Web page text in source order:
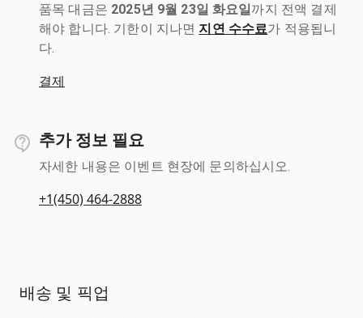
품목 대금은 2025년 9월 23일 화요일까지 전액 결제
해야 합니다. 기한이 지나면 지연 수수료가 적용됩니
다.
결제
추가 정보 필요
자세한 내용은 이벤트 현장에 문의하십시오.
+1(450) 464-2888
배송 및 픽업